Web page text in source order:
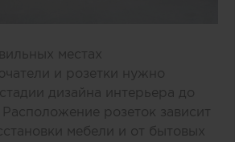
местах
и розетки нужно
дизайна интерьера до
розеток зависит
мебели и от бытовых